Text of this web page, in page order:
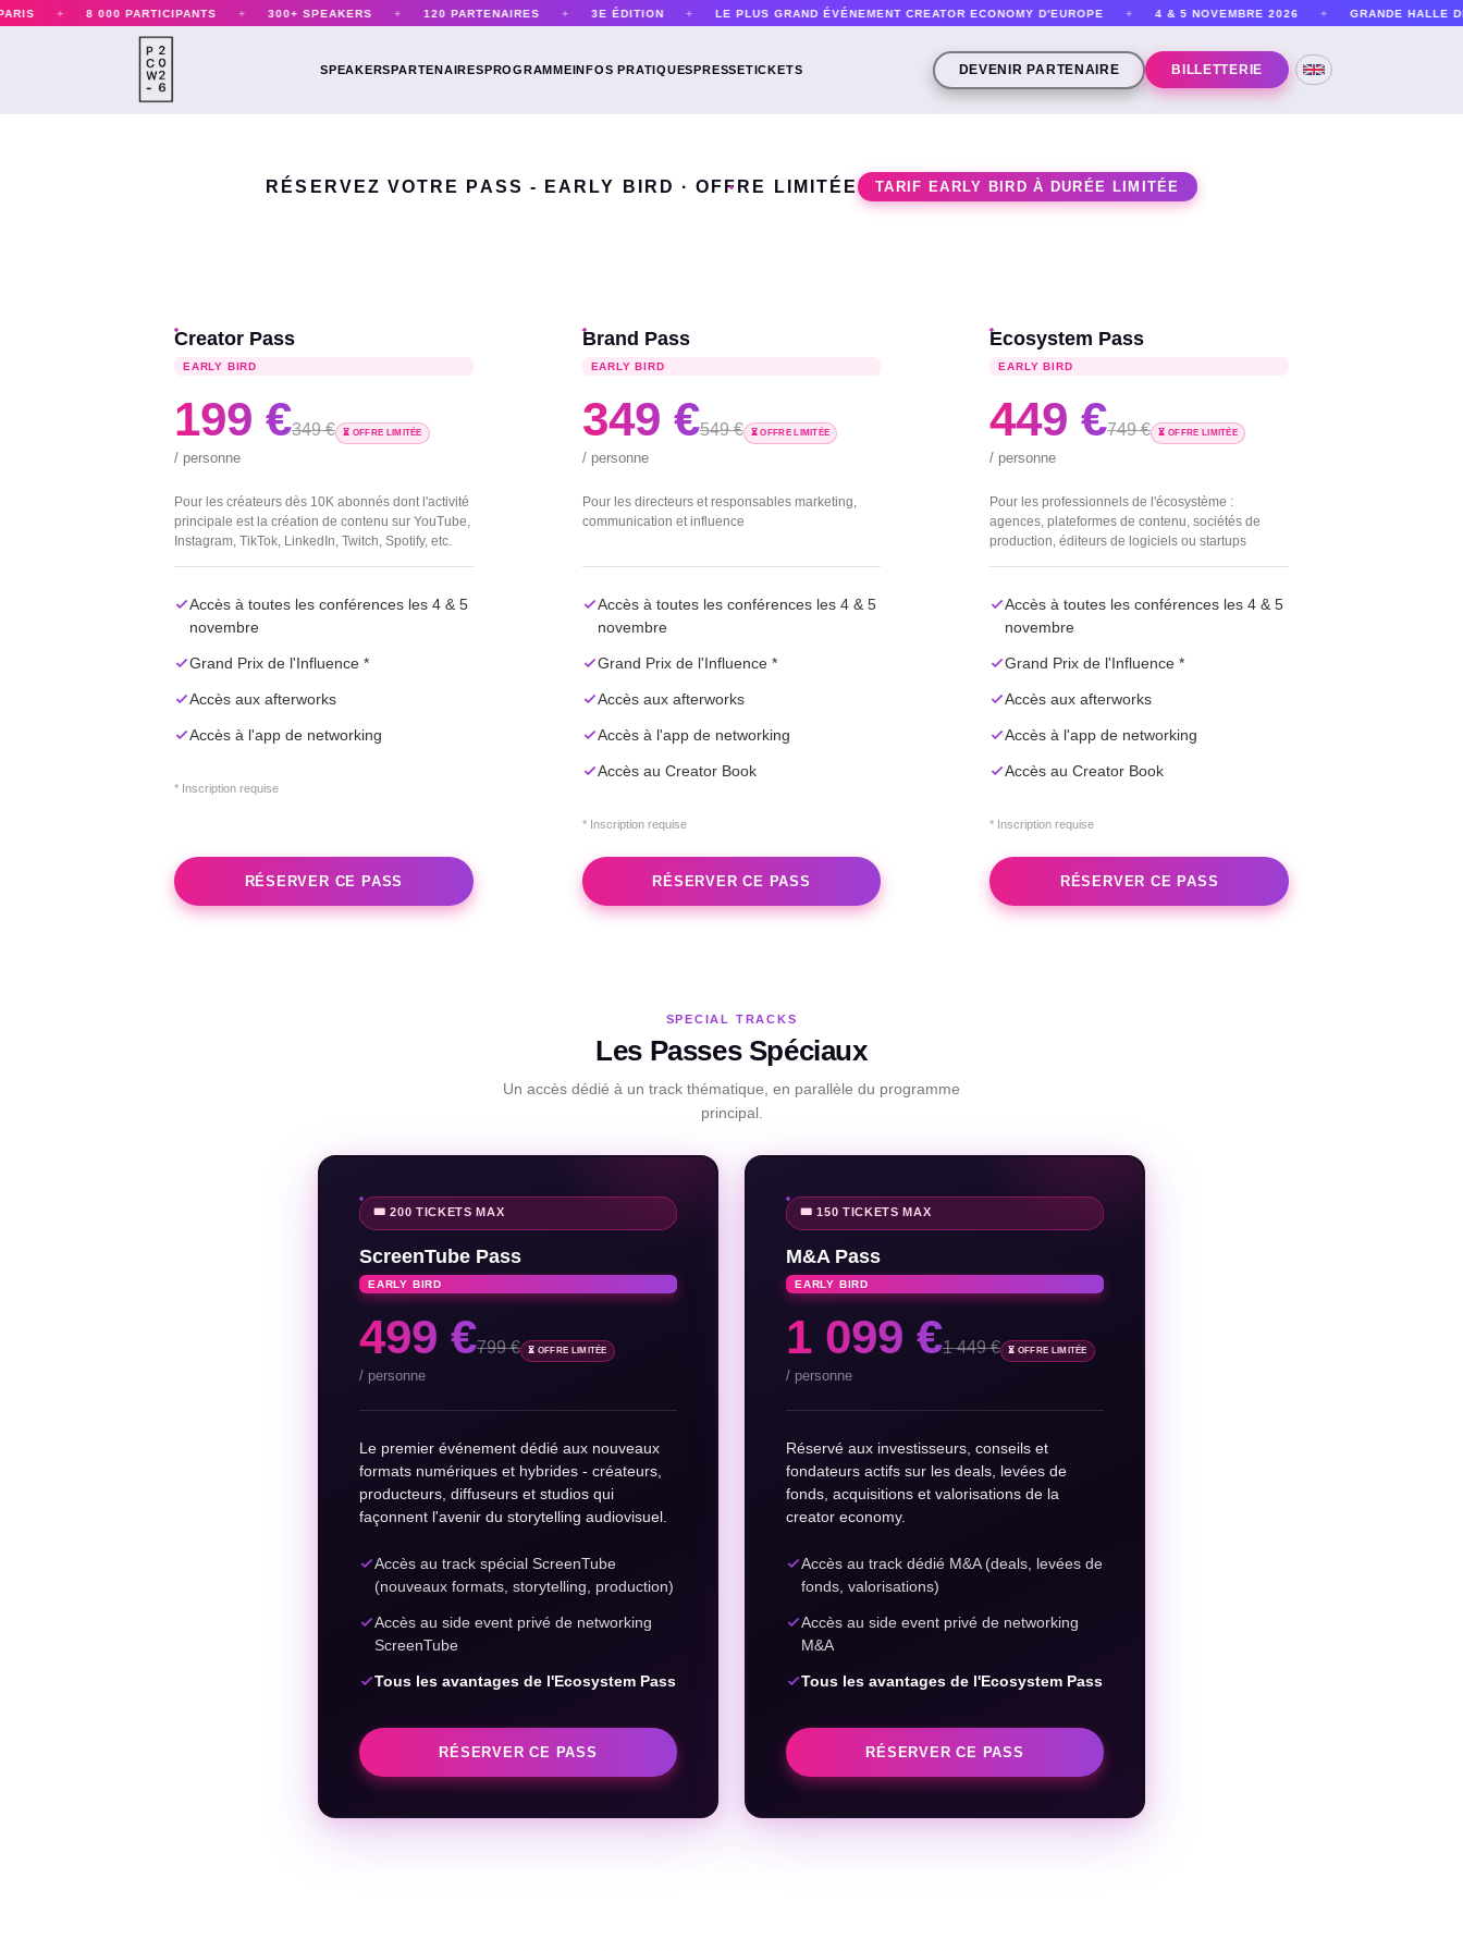
+ 8 000 PARTICIPANTS + 300+ SPEAKERS + 120 PARTENAIRES + 3E ÉDITION + LE PLUS GRAND ÉVÉNEMENT CREATOR ECONOMY D'EUROPE + 4 & 5 NOVEMBRE 2026 + GRANDE HALLE DE
SPEAKERSPARTENAIRESPROGRAMMEINFOS PRATIQUESPRESSETICKETS DEVENIR PARTENAIRE BILLETTERIE
RÉSERVEZ VOTRE PASS - EARLY BIRD · OFFRE LIMITÉE TARIF EARLY BIRD À DURÉE LIMITÉE
Creator Pass
EARLY BIRD
199 €349 € ⏳ OFFRE LIMITÉE
/ personne
Pour les créateurs dès 10K abonnés dont l'activité
principale est la création de contenu sur YouTube,
Instagram, TikTok, LinkedIn, Twitch, Spotify, etc.
Accès à toutes les conférences les 4 & 5
novembre
Grand Prix de l'Influence *
Accès aux afterworks
Accès à l'app de networking
* Inscription requise
RÉSERVER CE PASS
Brand Pass
EARLY BIRD
349 €549 € ⏳ OFFRE LIMITÉE
/ personne
Pour les directeurs et responsables marketing,
communication et influence
Accès à toutes les conférences les 4 & 5
novembre
Grand Prix de l'Influence *
Accès aux afterworks
Accès à l'app de networking
Accès au Creator Book
* Inscription requise
RÉSERVER CE PASS
Ecosystem Pass
EARLY BIRD
449 €749 € ⏳ OFFRE LIMITÉE
/ personne
Pour les professionnels de l'écosystème :
agences, plateformes de contenu, sociétés de
production, éditeurs de logiciels ou startups
Accès à toutes les conférences les 4 & 5
novembre
Grand Prix de l'Influence *
Accès aux afterworks
Accès à l'app de networking
Accès au Creator Book
* Inscription requise
RÉSERVER CE PASS
SPECIAL TRACKS
Les Passes Spéciaux
Un accès dédié à un track thématique, en parallèle du programme
principal.
🎟️ 200 TICKETS MAX
ScreenTube Pass
EARLY BIRD
499 €799 € ⏳ OFFRE LIMITÉE
/ personne
Le premier événement dédié aux nouveaux
formats numériques et hybrides - créateurs,
producteurs, diffuseurs et studios qui
façonnent l'avenir du storytelling audiovisuel.
Accès au track spécial ScreenTube
(nouveaux formats, storytelling, production)
Accès au side event privé de networking
ScreenTube
Tous les avantages de l'Ecosystem Pass
RÉSERVER CE PASS
🎟️ 150 TICKETS MAX
M&A Pass
EARLY BIRD
1 099 €1 449 € ⏳ OFFRE LIMITÉE
/ personne
Réservé aux investisseurs, conseils et
fondateurs actifs sur les deals, levées de
fonds, acquisitions et valorisations de la
creator economy.
Accès au track dédié M&A (deals, levées de
fonds, valorisations)
Accès au side event privé de networking
M&A
Tous les avantages de l'Ecosystem Pass
RÉSERVER CE PASS